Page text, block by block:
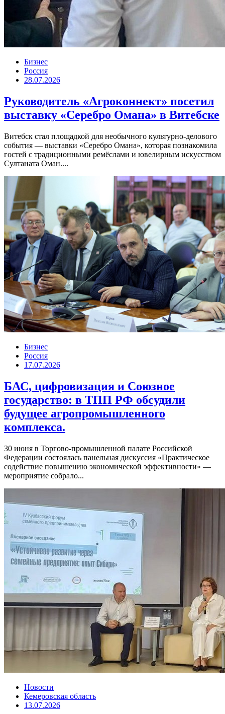
Бизнес
Россия
28.07.2026
Руководитель «Агроконнект» посетил
выставку «Серебро Омана» в Витебске
Витебск стал площадкой для необычного культурно-делового
события — выставки «Серебро Омана», которая познакомила
гостей с традиционными ремёслами и ювелирным искусством
Султаната Оман....
Бизнес
Россия
17.07.2026
БАС, цифровизация и Союзное
государство: в ТПП РФ обсудили
будущее агропромышленного
комплекса.
30 июня в Торгово-промышленной палате Российской
Федерации состоялась панельная дискуссия «Практическое
содействие повышению экономической эффективности» —
мероприятие собрало...
Новости
Кемеровская область
13.07.2026